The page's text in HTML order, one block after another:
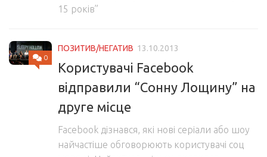
15 років”
0
ПОЗИТИВ/НЕГАТИВ 13.10.2013
Користувачі Facebook
відправили “Сонну Лощину” на
друге місце
Facebook дізнався, які нові серіали або шоу
найчастіше обговорюють користувачі соц